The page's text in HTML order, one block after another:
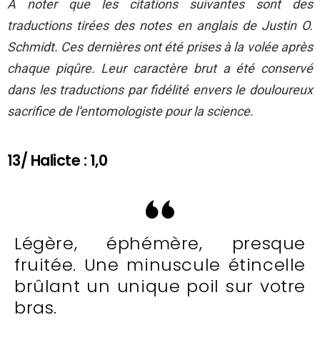
À noter que les citations suivantes sont des
traductions tirées des notes en anglais de Justin O.
Schmidt. Ces dernières ont été prises à la volée après
chaque piqûre. Leur caractère brut a été conservé
dans les traductions par fidélité envers le douloureux
sacrifice de l’entomologiste pour la science.
13/ Halicte : 1,0
Légère, éphémère, presque
fruitée. Une minuscule étincelle
brûlant un unique poil sur votre
bras.